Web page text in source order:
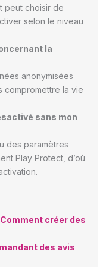
peut choisir de
selon le niveau
la
anonymisées
compromettre la vie
sans mon
des paramètres
Play Protect, d’où
créer des
des avis